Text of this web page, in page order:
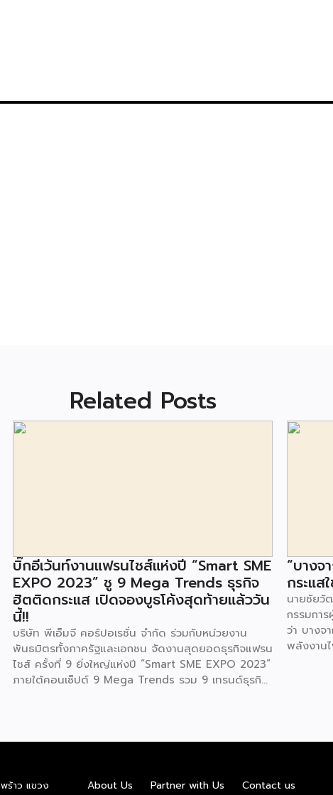
Related Posts
บิ๊กอีเว้นท์งานแฟรนไชส์แห่งปี “Smart SME
EXPO 2023” ชู 9 Mega Trends ธุรกิจ
ฮิตติดกระแส เปิดจองบูธโค้งสุดท้ายแล้ววัน
นี้!!
บริษัท พีเอ็มจี คอร์ปอเรชั่น จำกัด ร่วมกับหน่วยงาน
พันธมิตรทั้งภาครัฐและเอกชน จัดงานสุดยอดธุรกิจแฟรน
ไชส์ ครั้งที่ 9 ยิ่งใหญ่แห่งปี “Smart SME EXPO 2023”
ภายใต้คอนเซ็ปต์ 9 Mega Trends รวม 9 เทรนด์ธุรกิจ
Health & Wellness Trends, E-Commerce
ระดับร่วม 250 บูธ ในงบลงทุนเริ่มต้นหลักพัน หลักหมื่น
“บาง
กระแส
นายชัยวั
กรรมกา
ว่า บางจ
พลังงาน
จะทำให้
พลังงาน
ร้าว แขวง
About Us Partner with Us Contact us